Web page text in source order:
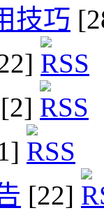
技巧
[2]
[22]